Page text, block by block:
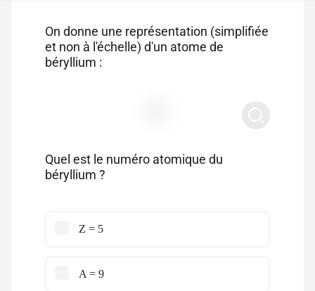
On donne une représentation (simplifiée
et non à l'échelle) d'un atome de
béryllium :
Quel est le numéro atomique du
béryllium ?
Z = 5
A = 9